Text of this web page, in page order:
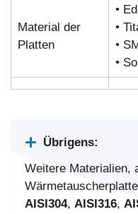
Material der
Platten
•
•
•
•
Übrigens:
Weitere Materialien,
AISI304, AISI316,